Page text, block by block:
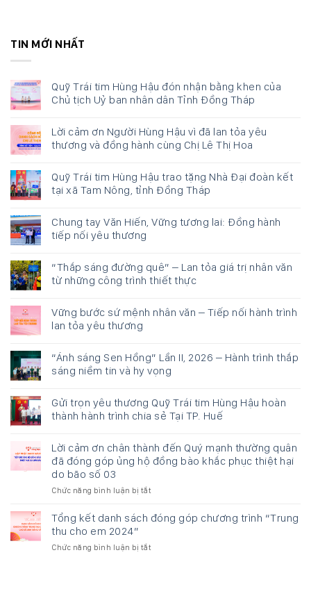
TIN MỚI NHẤT
Quỹ Trái tim Hùng Hậu đón nhận bằng khen của
Chủ tịch Uỷ ban nhân dân Tỉnh Đồng Tháp
Lời cảm ơn Người Hùng Hậu vì đã lan tỏa yêu
thương và đồng hành cùng Chị Lê Thị Hoa
Quỹ Trái tim Hùng Hậu trao tặng Nhà Đại đoàn kết
tại xã Tam Nông, tỉnh Đồng Tháp
Chung tay Văn Hiến, Vững tương lai: Đồng hành
tiếp nối yêu thương
“Thắp sáng đường quê” – Lan tỏa giá trị nhân văn
từ những công trình thiết thực
Vững bước sứ mệnh nhân văn – Tiếp nối hành trình
lan tỏa yêu thương
“Ánh sáng Sen Hồng” Lần II, 2026 – Hành trình thắp
sáng niềm tin và hy vọng
Gửi trọn yêu thương Quỹ Trái tim Hùng Hậu hoàn
thành hành trình chia sẻ Tại TP. Huế
Lời cảm ơn chân thành đến Quý mạnh thường quân
đã đóng góp ủng hộ đồng bào khắc phục thiệt hại
do bão số 03
Chức năng bình luận bị tắt
cảm
Tổng kết danh sách đóng góp chương trình “Trung
thu cho em 2024”
Chức năng bình luận bị tắt